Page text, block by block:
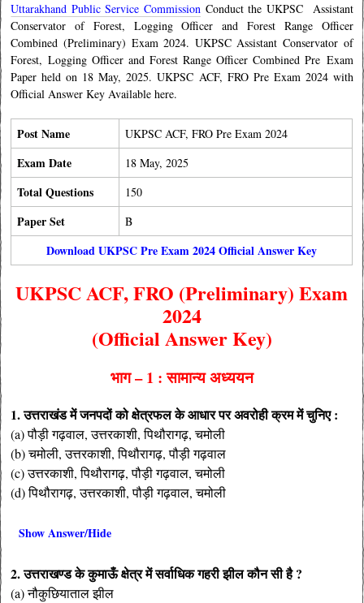
Uttarakhand Public Service Commission Conduct the UKPSC Assistant
Conservator of Forest, Logging Officer and Forest Range Officer
Combined(Preliminary) Exam 2024. UKPSC Assistant Conservator of
Forest, Logging Officer and Forest Range Officer Combined Pre Exam
Paper held on 18 May, 2025. UKPSC ACF, FRO Pre Exam 2024 with
Official Answer Key Available here.
Post Name UKPSC ACF, FRO Pre Exam2024
Exam Date 18 May, 2025
Total Questions 150
Paper Set B
Download UKPSC Pre Exam 2024 Official Answer Key
UKPSC ACF, FRO (Preliminary) Exam
2024
(Official Answer Key)
भाग – 1 : सामान्य अध्ययन
1. उत्तराखंड में जनपदों को क्षेत्रफल के आधार पर अवरोही क्रम में चुनिए :
(a) पौड़ी गढ़वाल, उत्तरकाशी, पिथौरागढ़, चमोली
(b) चमोली, उत्तरकाशी, पिथौरागढ़, पौड़ी गढ़वाल
(c) उत्तरकाशी, पिथौरागढ़, पौड़ी गढ़वाल, चमोली
(d) पिथौरागढ़, उत्तरकाशी, पौड़ी गढ़वाल, चमोली
Show Answer/Hide
2. उत्तराखण्ड के कुमाऊँ क्षेत्र में सर्वाधिक गहरी झील कौन सी है ?
(a) नौकुछियाताल झील